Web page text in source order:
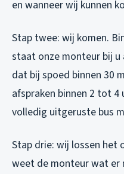
en wanneer wij kunnen
Stap twee: wij komen.
staat onze monteur bij u
dat bij spoed binnen 30
afspraken binnen 2 tot 4
volledig uitgeruste bus
Stap drie: wij lossen het
weet de monteur wat er